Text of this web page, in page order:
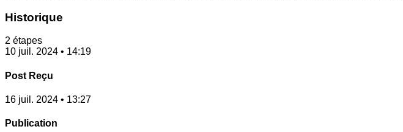
Historique
2 étapes
10 juil. 2024 • 14:19
Post Reçu
16 juil. 2024 • 13:27
Publication